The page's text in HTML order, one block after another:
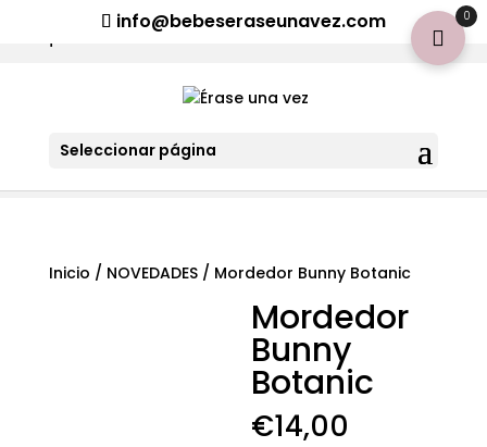
¡Aviso importante para tod@s! Si necesitan más información
info@bebeseraseunavez.com
Seleccionar página
Inicio / NOVEDADES/ Mordedor Bunny Botanic
Mordedor
Bunny
Botanic
€14,00
0